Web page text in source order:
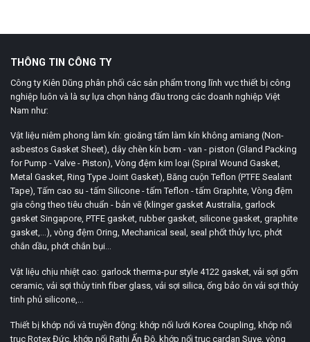
THÔNG TIN CÔNG TY
Công ty Kiên Dũng phân phối các sản phẩm trong lĩnh vực thiết bị công
nghiệp luôn và là sự lựa chọn hàng đầu trong các doanh nghiệp Việt
Nam như:
Vật liệu niêm phong làm kín: gioăng tấm làm kín không amiang (Non-
asbestos Gasket Sheet), dây chèn kín bơm - van - piston (Gland Packing
for Pump - Valve - Piston), Vòng đệm kim loại (Spiral Wound Gasket,
Metal Gasket, Ring Type Joint Gasket), Băng cuộn Teflon (PTFE Sealant
Tape), Tấm cao su - tấm Silicone - tấm Teflon - tấm Graphite, Vòng đệm
gia công theo tiêu chuẩn - bản vẽ (klinger gasket Australia, garlock
gasket Singapore, PTFE gasket, rubber gasket, silicone gasket, graphite
gasket,...), vòng đệm Oring, Mechanical seal, seal phốt thủy lực, phớt
chắn dầu, phớt chắn bụi...
Vật liệu chịu nhiệt cao: garlock therma-pur style 4122 gasket, vải sợi gốm
ceramic, vải sợi thủy tinh fiber glass, vải sợi silica, ống bảo ôn vải sợi thủy
tinh phủ silicone,...
Thiết bị khớp nối và truyền động: khớp nối lưới Korea Coupling, khớp nối
trục Rotex Đức, khớp nối Rathi Ấn Độ, khớp nối trục cardan Suye, vòng